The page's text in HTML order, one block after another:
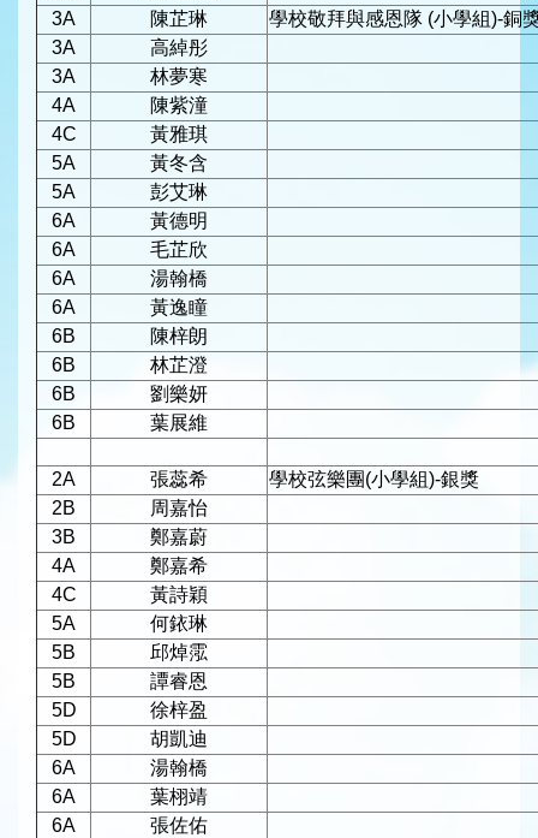
3A
陳芷琳
學校敬拜與感恩隊 (小學組)-銅
3A
高綽彤
3A
林夢寒
4A
陳紫潼
4C
黃雅琪
5A
黃冬含
5A
彭艾琳
6A
黃德明
6A
毛芷欣
6A
湯翰橋
6A
黃逸瞳
6B
陳梓朗
6B
林芷澄
6B
劉樂妍
6B
葉展維
2A 張蕊希
學校弦樂團(小學組)-銀獎
2B
周嘉怡
3B
鄭嘉蔚
4A
鄭嘉希
4C
黃詩穎
5A
何銥琳
5B
邱焯霐
5B
譚睿恩
5D
徐梓盈
5D
胡凱迪
6A
湯翰橋
6A
葉栩靖
6A
張佐佑